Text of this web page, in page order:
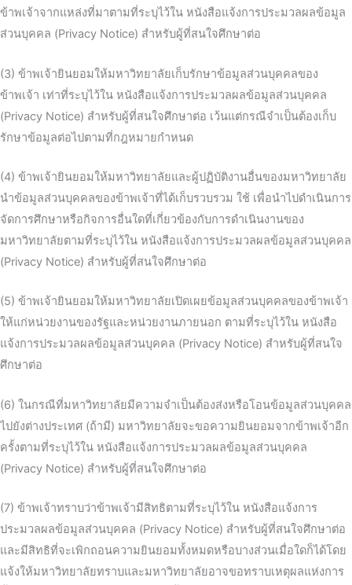
ข้าพเจ้าจากแหล่งที่มาตามที่ระบุไว้ใน หนังสือแจ้งการประมวลผลข้อมูล
ส่วนบุคคล (Privacy Notice) สำหรับผู้ที่สนใจศึกษาต่อ
(3) ข้าพเจ้ายินยอมให้มหาวิทยาลัยเก็บรักษาข้อมูลส่วนบุคคลของ
ข้าพเจ้า เท่าที่ระบุไว้ใน หนังสือแจ้งการประมวลผลข้อมูลส่วนบุคคล
(Privacy Notice) สำหรับผู้ที่สนใจศึกษาต่อ เว้นแต่กรณีจำเป็นต้องเก็บ
รักษาข้อมูลต่อไปตามที่กฎหมายกำหนด
(4) ข้าพเจ้ายินยอมให้มหาวิทยาลัยและผู้ปฏิบัติงานอื่นของมหาวิทยาลัย
นำข้อมูลส่วนบุคคลของข้าพเจ้าที่ได้เก็บรวบรวม ใช้ เพื่อนำไปดำเนินการ
จัดการศึกษาหรือกิจการอื่นใดที่เกี่ยวข้องกับการดำเนินงานของ
มหาวิทยาลัยตามที่ระบุไว้ใน หนังสือแจ้งการประมวลผลข้อมูลส่วนบุคคล
(Privacy Notice) สำหรับผู้ที่สนใจศึกษาต่อ
(5) ข้าพเจ้ายินยอมให้มหาวิทยาลัยเปิดเผยข้อมูลส่วนบุคคลของข้าพเจ้า
ให้แก่หน่วยงานของรัฐและหน่วยงานภายนอก ตามที่ระบุไว้ใน หนังสือ
แจ้งการประมวลผลข้อมูลส่วนบุคคล (Privacy Notice) สำหรับผู้ที่สนใจ
ศึกษาต่อ
(6) ในกรณีที่มหาวิทยาลัยมีความจำเป็นต้องส่งหรือโอนข้อมูลส่วนบุคคล
ไปยังต่างประเทศ (ถ้ามี) มหาวิทยาลัยจะขอความยินยอมจากข้าพเจ้าอีก
ครั้งตามที่ระบุไว้ใน หนังสือแจ้งการประมวลผลข้อมูลส่วนบุคคล
(Privacy Notice) สำหรับผู้ที่สนใจศึกษาต่อ
(7) ข้าพเจ้าทราบว่าข้าพเจ้ามีสิทธิตามที่ระบุไว้ใน หนังสือแจ้งการ
ประมวลผลข้อมูลส่วนบุคคล (Privacy Notice) สำหรับผู้ที่สนใจศึกษาต่อ
และมีสิทธิที่จะเพิกถอนความยินยอมทั้งหมดหรือบางส่วนเมื่อใดก็ได้โดย
แจ้งให้มหาวิทยาลัยทราบและมหาวิทยาลัยอาจขอทราบเหตุผลแห่งการ